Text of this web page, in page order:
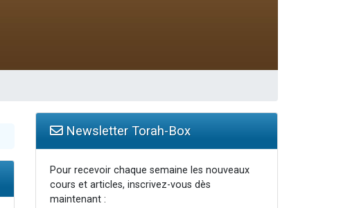
Newsletter Torah-Box
Pour recevoir chaque semaine les nouveaux
cours et articles, inscrivez-vous dès
maintenant :